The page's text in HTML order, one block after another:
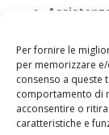
Per fornire le
per memorizzare
consenso a queste
comportamento di
acconsentire o
caratteristiche e
Ottaviano
Ottaviano